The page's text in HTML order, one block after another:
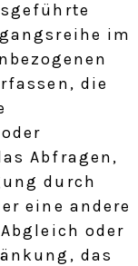
im
die
Abfragen,
durch
eine andere
oder
das